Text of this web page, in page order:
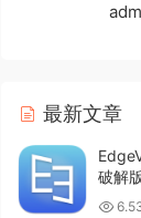
最新文章
破解